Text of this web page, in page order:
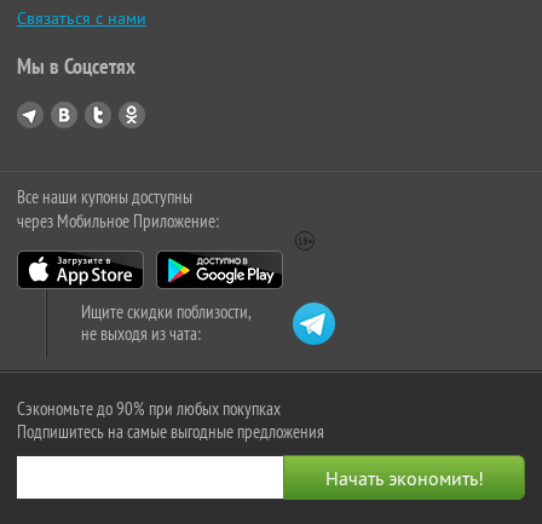
Связаться с нами
Мы в Соцсетях
Все наши купоны доступны
через Мобильное Приложение:
Ищите скидки поблизости,
не выходя из чата:
Сэкономьте до 90% при любых покупках
Подпишитесь на самые выгодные предложения